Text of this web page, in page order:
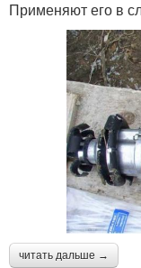
Применяют его в
читать дальше →